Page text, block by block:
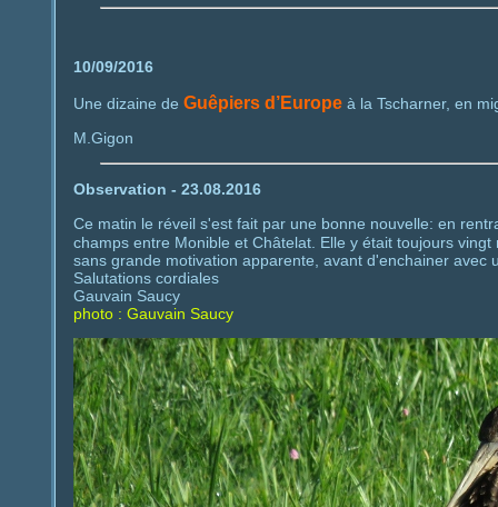
10/09/2016
Une dizaine de Guêpiers d’Europeà la Tscharner, en
M.Gigon
Observation - 23.08.2016
Ce matin le réveil s'est fait par une bonne nouvelle: en
champs entre Monible et Châtelat. Elle y était toujours
sans grande motivation apparente, avant d'enchainer avec
Salutations cordiales
Gauvain Saucy
photo : Gauvain Saucy